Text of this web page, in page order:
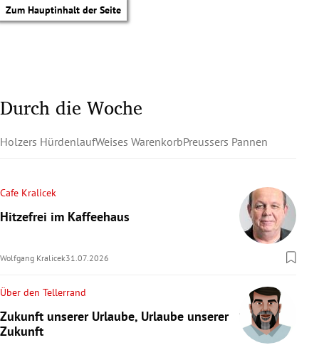
Zum Hauptinhalt der Seite
Untermenü
Untermenü
Durch die Woche
Holzers HürdenlaufWeises WarenkorbPreussers Pannen
Cafe Kralicek
Hitzefrei im Kaffeehaus
Wolfgang Kralicek31.07.2026
Über den Tellerrand
Zukunft unserer Urlaube, Urlaube unserer
Zukunft